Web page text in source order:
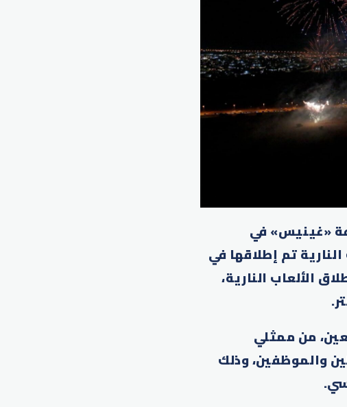
«غينيس» في
للألعاب النارية تم إطلاقها في
11.1 كيلومتر، بعدد 51 منصة لإطلاق الألعاب النارية،
من ممثلي
والموظفين، وذلك